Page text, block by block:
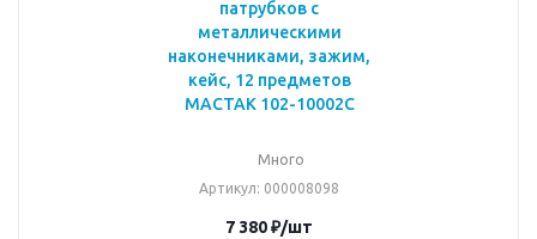
патрубков с
металлическими
наконечниками, зажим,
кейс, 12 предметов
МАСТАК 102-10002C
Много
Артикул: 000008098
7 380₽/шт